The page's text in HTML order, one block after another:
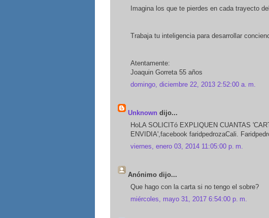
Imagina los que te pierdes en cada trayecto
Trabaja tu inteligencia para desarrollar
Atentamente:
Joaquin Gorreta 55 años
domingo, diciembre 22, 2013 2:52:00 a. m.
Unknown dijo...
HoLA SOLICITó EXPLIQUEN CUANTAS
ENVIDIA',facebook faridpedrozaCali.
viernes, enero 03, 2014 11:05:00 p. m.
Anónimo dijo...
Que hago con la carta si no tengo el sobre?
miércoles, mayo 31, 2017 6:54:00 p. m.